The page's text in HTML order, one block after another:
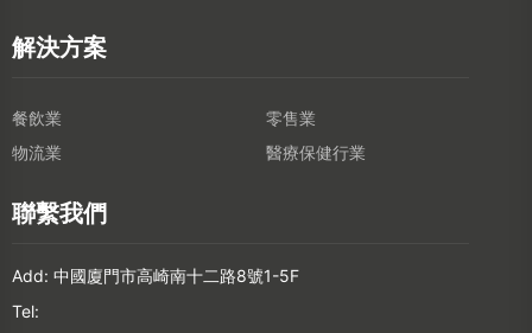
解決方案
餐飲業
零售業
物流業
醫療保健行業
聯繫我們
Add: 中國廈門市高崎南十二路8號1-5F
Tel: